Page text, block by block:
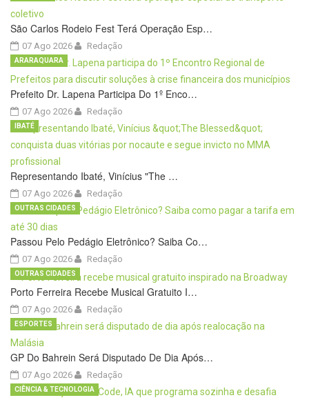
São Carlos Rodeio Fest Terá Operação Esp…
07 Ago 2026 Redação
Prefeito Dr. Lapena Participa Do 1º Enco…
07 Ago 2026
ARARAQUARA
Redação
Representando Ibaté, Vinícius "The …
07 Ago 2026
IBATÉ
Redação
Passou Pelo Pedágio Eletrônico? Saiba Co…
07 Ago 2026
OUTRAS CIDADES
Redação
Porto Ferreira Recebe Musical Gratuito I…
07 Ago 2026
OUTRAS CIDADES
Redação
GP Do Bahrein Será Disputado De Dia Após…
07 Ago 2026
ESPORTES
Redação
CIÊNCIA & TECNOLOGIA